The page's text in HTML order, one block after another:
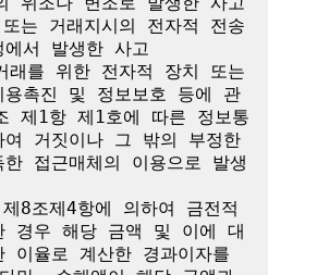
는 거래지시의 전자적 전송
에서 발생한 사고
래를 위한 전자적 장치 또는
용촉진 및 정보보호 등에 관
제1항 제1호에 따른 정보통
여 거짓이나 그 밖의 부정한
한 접근매체의 이용으로 발생
8조제4항에 의하여 금전적
경우 해당 금액 및 이에 대
이율로 계산한 경과이자를